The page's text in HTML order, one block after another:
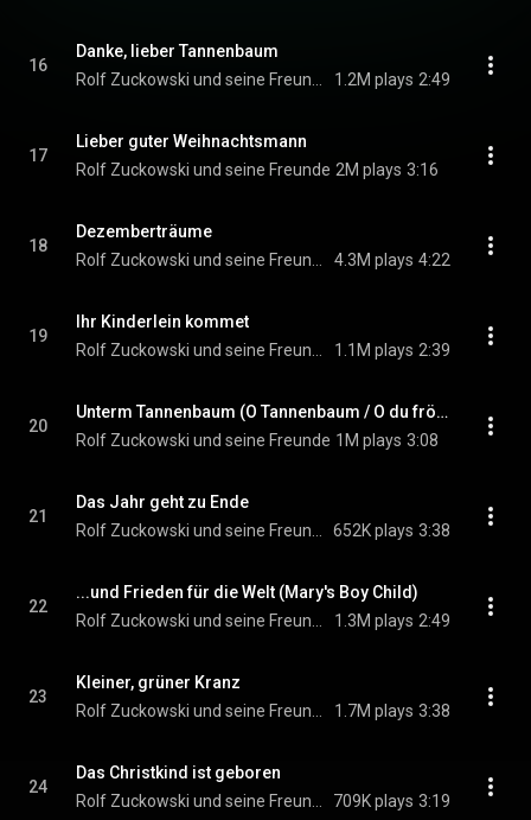
16
Danke, lieber Tannenbaum
1.2M plays 2:49
17
Lieber guter Weihnachtsmann
Rolf Zuckowski und seine Freunde 2M plays 3:16
18
Dezemberträume
4.3M plays 4:22
19
Ihr Kinderlein kommet
1.1M plays 2:39
20
Unterm Tannenbaum (O Tannenbaum / O du fröhliche)
Rolf Zuckowski und seine Freunde 1M plays 3:08
21
Das Jahr geht zu Ende
652K plays 3:38
22
...und Frieden für die Welt (Mary's Boy Child)
1.3M plays 2:49
23
Kleiner, grüner Kranz
1.7M plays 3:38
24
Das Christkind ist geboren
709K plays 3:19